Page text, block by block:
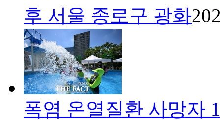
후 서울 종로구 광화
폭염 온열질환 사망자